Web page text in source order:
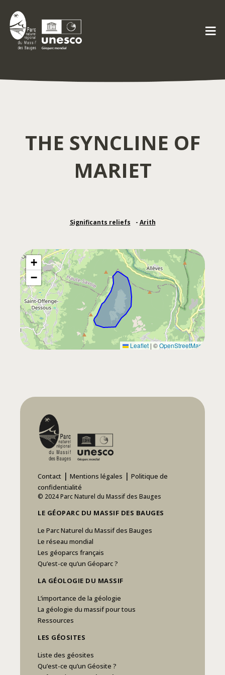
THE SYNCLINE OF
MARIET
Significants reliefs Arith
+
−
Leaflet | ©OpenStreetMap
Contact | Mentions légales | Politique de
confidentialité
© 2024 Parc Naturel du Massif des Bauges
LE GÉOPARC DU MASSIF DES BAUGES
Le Parc Naturel du Massif des Bauges
Le réseau mondial
Les géoparcs français
Qu’est-ce qu’un Géoparc ?
LA GÉOLOGIE DU MASSIF
L’importance de la géologie
La géologie du massif pour tous
Ressources
LES GÉOSITES
Liste des géosites
Qu’est-ce qu’un Géosite ?